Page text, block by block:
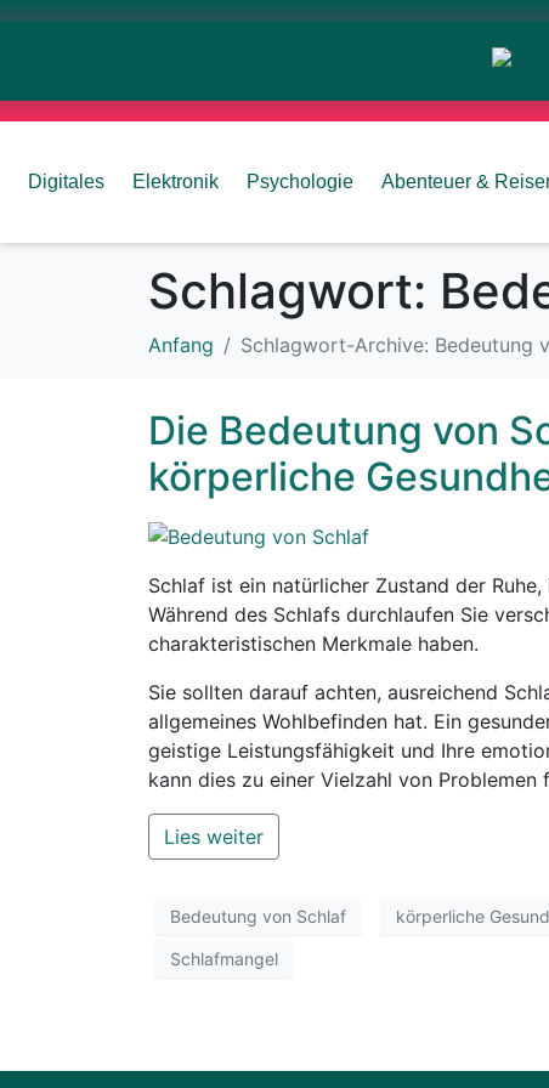
Digitales Elektronik Psychologie Abenteuer &
Schlagwort:
Anfang Schlagwort-Archive: Bedeutung
Die Bedeutung von
körperliche
Schlaf ist ein natürlicher Zustand der
Während des Schlafs durchlaufen Sie
charakteristischen Merkmale haben.
Sie sollten darauf achten, ausreichend
allgemeines Wohlbefinden hat. Ein
geistige Leistungsfähigkeit und Ihre
kann dies zu einer Vielzahl von
Lies weiter
Bedeutung von Schlaf körperliche
Schlafmangel